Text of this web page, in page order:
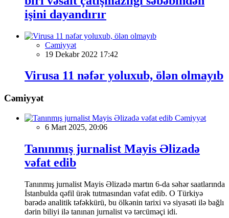
işini dayandırır
Cəmiyyət
19 Dekabr 2022 17:42
Virusa 11 nəfər yoluxub, ölən olmayıb
Cəmiyyət
Cəmiyyət
6 Mart 2025, 20:06
Tanınmış jurnalist Mayis Əlizadə
vəfat edib
Tanınmış jurnalist Mayis Əlizadə martın 6-da səhər saatlarında
İstanbulda qəfil ürək tutmasından vəfat edib. O Türkiyə
barədə analitik təfəkkürü, bu ölkənin tarixi və siyasəti ilə bağlı
dərin biliyi ilə tanınan jurnalist və tərcüməçi idi.